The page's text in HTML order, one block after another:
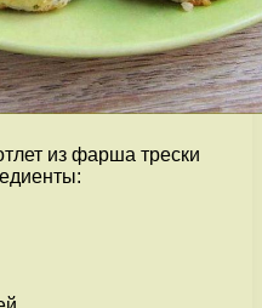
из фарша трески